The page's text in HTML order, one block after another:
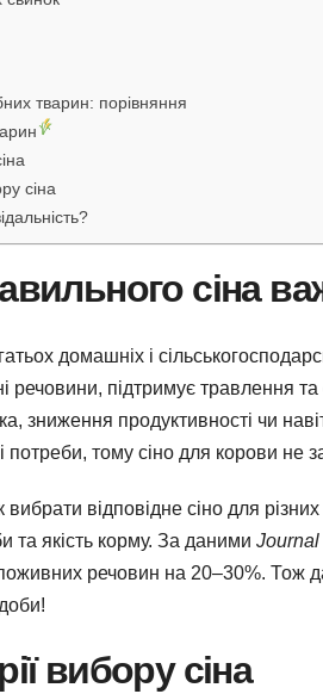
тварин: порівняння
сіна
сіна
домашніх і
речовини, підтримує травлення
зниження продуктивності чи
потреби, тому сіно для корови не
відповідне сіно для
та якість корму. За даними Journal
речовин на 20–30%. Тож
вибору сіна